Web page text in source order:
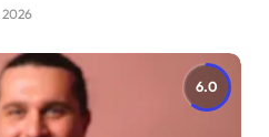
2026
6.0